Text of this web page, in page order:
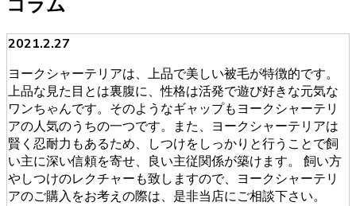
2021.2.27
ヨークシャーテリアは、上品で美しい被毛が特徴的です。
上品な見た目とは裏腹に、性格は活発で遊び好きな元気な
ワンちゃんです。そのようなギャップもヨークシャーテリ
アの人気のうちの一つです。また、ヨークシャーテリアは
賢く忍耐力もあるため、しつけをしっかりと行うことで飼
い主に深い信頼を寄せ、良い主従関係が築けます。 飼い方
やしつけのレクチャーも致しますので、ヨークシャーテリ
アのご購入をお考えの際は、是非当店にご相談下さい。